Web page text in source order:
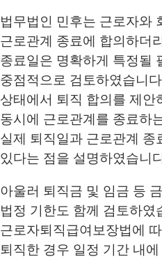
법무법인 민후는 근로자와
근로관계 종료에 합의하더
종료일은 명확하게 특정될
중점적으로 검토하였습니
상태에서 퇴직 합의를 제안
동시에 근로관계를 종료하
실제 퇴직일과 근로관계 종
있다는 점을 설명하였습니
아울러 퇴직금 및 임금 등
법정 기한도 함께 검토하
근로자퇴직급여보장법에
퇴직한 경우 일정 기간 내